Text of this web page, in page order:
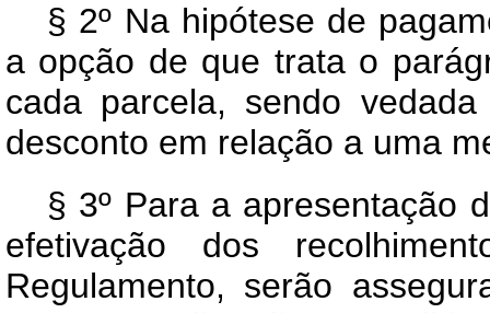
§ 2º Na hipótese de
a opção de que trata o
cada parcela, sendo
desconto em relação a uma
§ 3º Para a apresentação
efetivação dos
Regulamento, serão